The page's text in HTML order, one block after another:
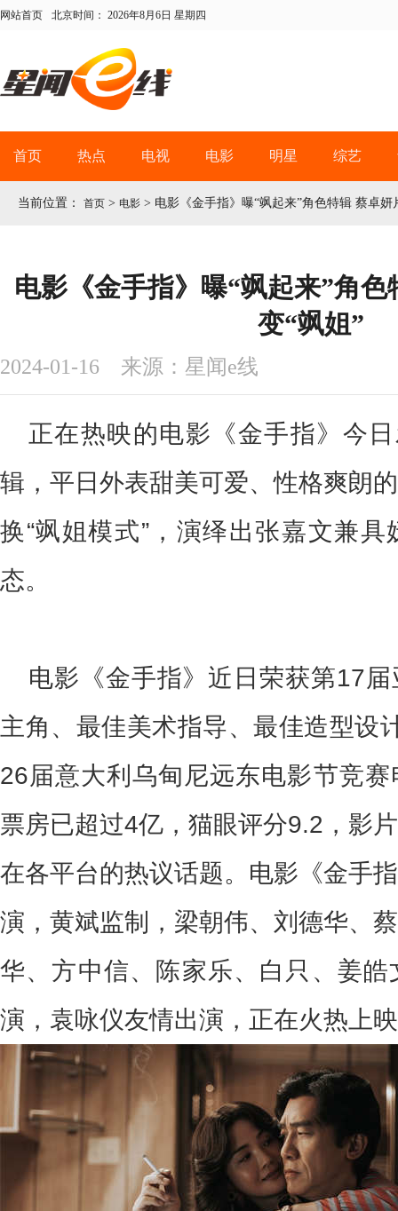
网站首页 北京时间： 2026年8月6日 星期四
首页 热点 电视 电影 明星 综艺
当前位置： 首页 > 电影 > 电影《金手指》曝“飒起来”角色特辑 蔡卓妍
电影《金手指》曝“飒起来”角
变“飒姐”
2024-01-16 来源：星闻e线
正在热映的电影《金手指》今
辑，平日外表甜美可爱、性格爽朗
换“飒姐模式”，演绎出张嘉文兼
态。
电影《金手指》近日荣获第17
主角、最佳美术指导、最佳造型设
26届意大利乌甸尼远东电影节竞
票房已超过4亿，猫眼评分9.2 ，影
在各平台的热议话题。电影《金手
演，黄斌监制，梁朝伟、刘德华、
华、方中信、陈家乐、白只、姜
演，袁咏仪友情出演，正在火热上